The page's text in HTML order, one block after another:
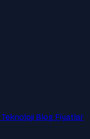
Teknoloji Blog Fiyatlar